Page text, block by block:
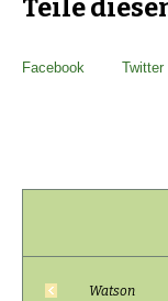
Teile
Facebook Twitter
Watson